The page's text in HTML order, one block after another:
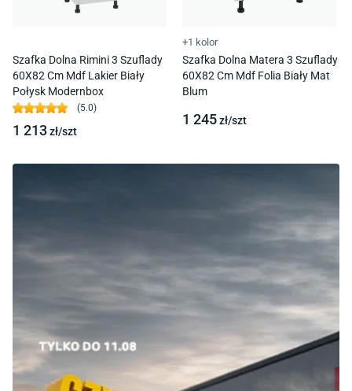
Szafka Dolna Rimini 3 Szuflady
60X82 Cm Mdf Lakier Biały
Połysk Modernbox
(5.0)
1 213zł/szt
+1 kolor
Szafka Dolna Matera 3 Szuflady
60X82 Cm Mdf Folia Biały Mat
Blum
1 245zł/szt